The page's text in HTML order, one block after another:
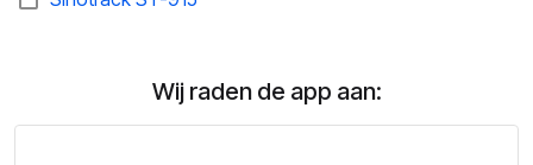
Wij raden de app aan: